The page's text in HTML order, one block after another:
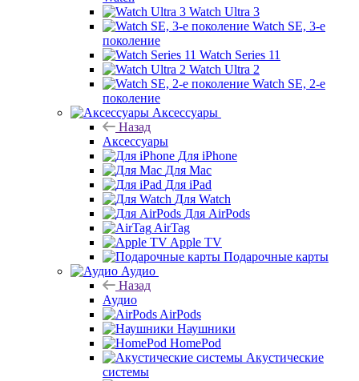
Watch Ultra 3
Watch SE, 3-е
поколение
Watch Series 11
Watch Ultra 2
Watch SE, 2-е
поколение
Аксессуары
Назад
Аксессуары
Для iPhone
Для Mac
Для iPad
Для Watch
Для AirPods
AirTag
Apple TV
Подарочные карты
Аудио
Назад
Аудио
AirPods
Наушники
HomePod
Акустические
системы